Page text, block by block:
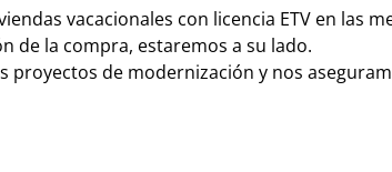
vacacionales con licencia ETV en las
de la compra, estaremos a su lado.
proyectos de modernización y nos